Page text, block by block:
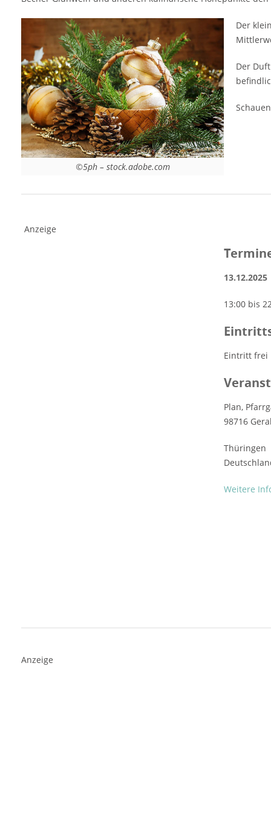
Eintrittspreise Weihnachtsmarkt Geraberg
2025 Eintritt frei Veranstaltungsort
Weihnachtsmarkt Geraberg 2025 Plan,
Pfarrgarten, Kirche 98716 Geraberg
Thüringen Deutschland Weitere
Informationen [rule type="basic"] Anzeige
[rule type="basic"]
©5ph – stock.adobe.com
Der
Der
Anzeige
13.12.2025
13:00 bis
Eintritt frei
Plan,
98716
Thüringen
Weitere
Anzeige